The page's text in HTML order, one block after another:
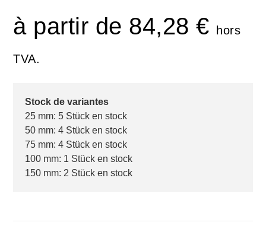
à partir de 84,28€ hors
TVA.
Stock de variantes
25 mm: 5 Stück en stock
50 mm: 4 Stück en stock
75 mm: 4 Stück en stock
100 mm: 1 Stück en stock
150 mm: 2 Stück en stock